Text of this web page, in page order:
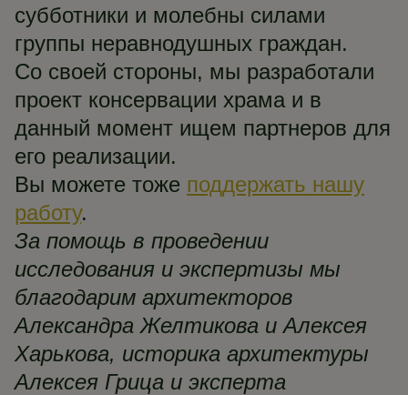
субботники и молебны силами
группы неравнодушных граждан.
Со своей стороны, мы разработали
проект консервации храма и в
данный момент ищем партнеров для
его реализации.
Вы можете тоже поддержать нашу
работу.
За помощь в проведении
исследования и экспертизы мы
благодарим архитекторов
Александра Желтикова и Алексея
Харькова, историка архитектуры
Алексея Грица и эксперта